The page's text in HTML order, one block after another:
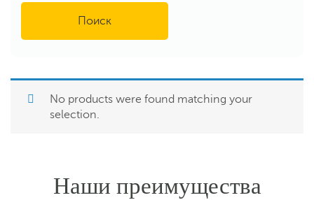
No products were found matching your
selection.
Наши преимущества